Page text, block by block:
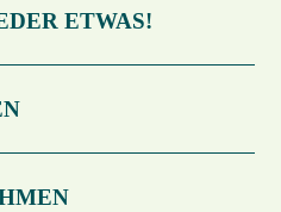
ETWAS!
(